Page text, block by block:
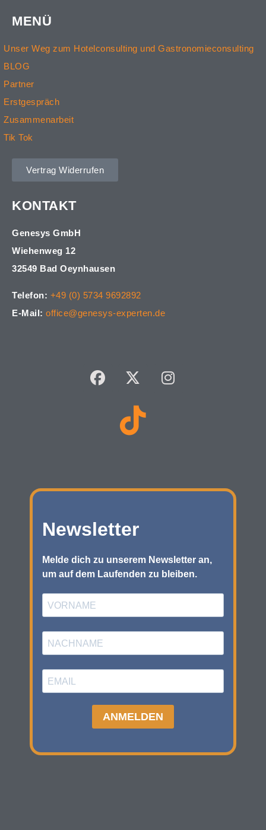
MENÜ
Unser Weg zum Hotelconsulting und Gastronomieconsulting
BLOG
Partner
Erstgespräch
Zusammenarbeit
Tik Tok
Vertrag Widerrufen
KONTAKT
Genesys GmbH
Wiehenweg 12
32549 Bad Oeynhausen
Telefon: +49 (0) 5734 9692892
E-Mail: office@genesys-experten.de